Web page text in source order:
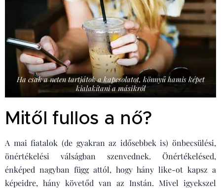
Ha csak a neten tartjátok a kapcsolatot, könnyű hamis képet
kialakítani a másikról
Mitől fullos a nő?
A mai fiatalok (de gyakran az idősebbek is) önbecsülési,
önértékelési válságban szenvednek. Önértékelésed,
énképed nagyban függ attól, hogy hány like-ot kapsz a
képeidre, hány követőd van az Instán. Mivel igyekszel